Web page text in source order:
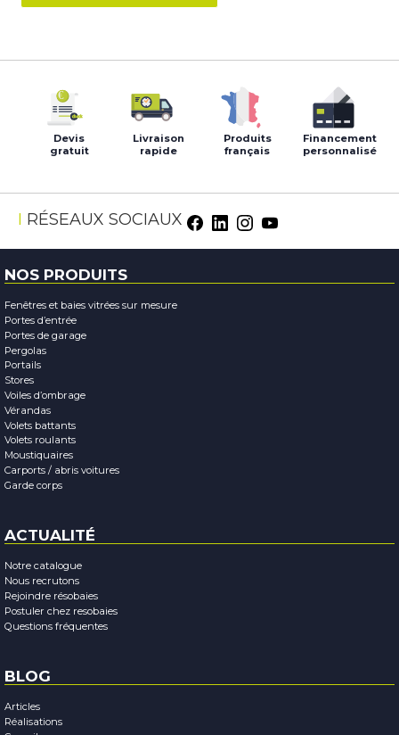
Devis
gratuit
Livraison
rapide
Produits
français
Financement
personnalisé
RÉSEAUX SOCIAUX
NOS PRODUITS
Fenêtres et baies vitrées sur mesure
Portes d’entrée
Portes de garage
Pergolas
Portails
Stores
Voiles d’ombrage
Vérandas
Volets battants
Volets roulants
Moustiquaires
Carports / abris voitures
Garde corps
ACTUALITÉ
Notre catalogue
Nous recrutons
Rejoindre résobaies
Postuler chez resobaies
Questions fréquentes
BLOG
Articles
Réalisations